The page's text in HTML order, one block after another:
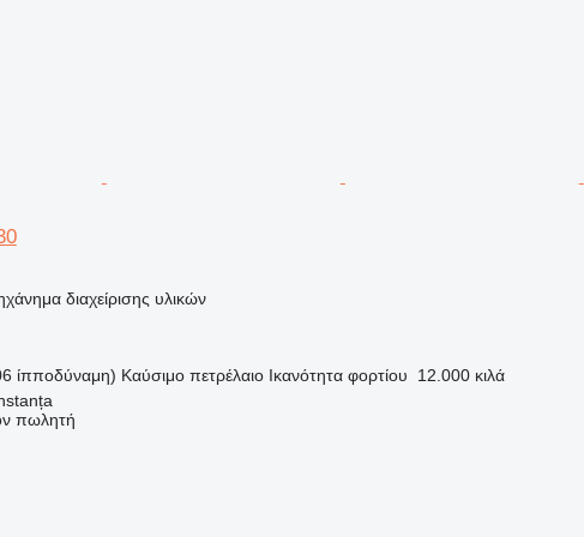
διαχείρισης υλικών
ίπποδύναμη) Καύσιμο πετρέλαιο Ικανότητα φορτίου
12.000 κιλά
πωλητή